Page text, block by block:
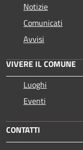
Notizie
Comunicati
Avvisi
VIVERE IL COMUNE
Luoghi
Eventi
CONTATTI